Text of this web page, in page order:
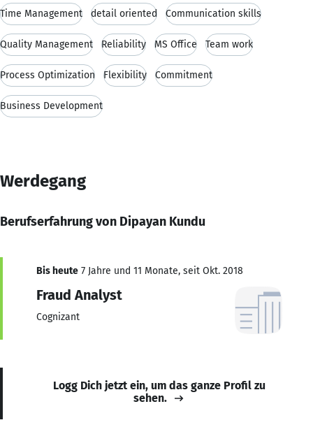
Time Management detail oriented Communication skills
Quality Management Reliability MS Office Team work
Process Optimization Flexibility Commitment
Business Development
Werdegang
Berufserfahrung von Dipayan Kundu
Bis heute 7 Jahre und 11 Monate, seit Okt. 2018
Fraud Analyst
Cognizant
Logg Dich jetzt ein, um das ganze Profil zu
sehen.